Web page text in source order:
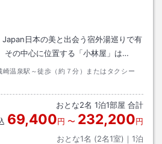
日本の美と出会う宿外湯巡りで有
その中心に位置する「小林屋」は…
崎温泉駅～徒歩（約７分）またはタクシー
おとな2名 1泊1部屋 合計
69,400円 〜 232,200円
おとな1名 (2名1室)｜ 1泊